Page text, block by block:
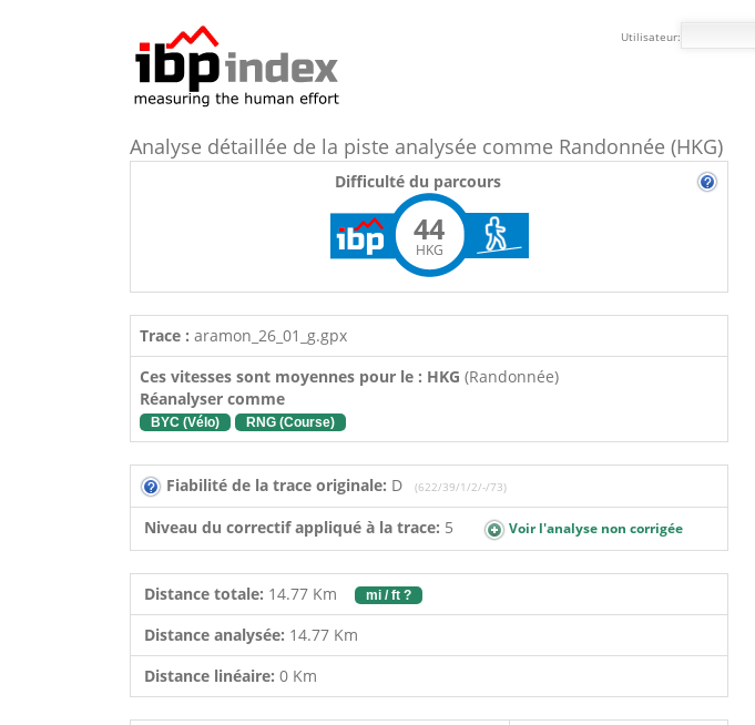
Utilisateur:
Analyse détaillée de la piste analysée comme Randonnée (HKG)
Difficulté du parcours
44
HKG
Trace : aramon_26_01_g.gpx
Ces vitesses sont moyennes pour le : HKG (Randonnée)
Réanalyser comme
BYC (Vélo) RNG (Course)
Fiabilité de la trace originale: D (622/39/1/2/-/73)
Niveau du correctif appliqué à la trace: 5 Voir l'analyse non corrigée
Distance totale: 14.77 Km mi / ft ?
Distance analysée: 14.77 Km
Distance linéaire: 0 Km